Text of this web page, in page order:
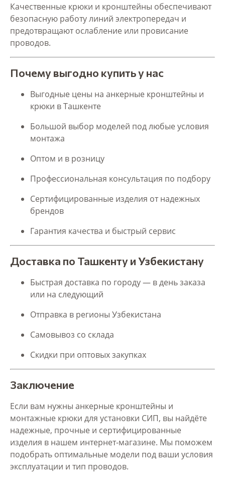
Качественные крюки и кронштейны обеспечивают
безопасную работу линий электропередач и
предотвращают ослабление или провисание
проводов.
Почему выгодно купить у нас
Выгодные цены на анкерные кронштейны и
крюки в Ташкенте
Большой выбор моделей под любые условия
монтажа
Оптом и в розницу
Профессиональная консультация по подбору
Сертифицированные изделия от надежных
брендов
Гарантия качества и быстрый сервис
Доставка по Ташкенту и Узбекистану
Быстрая доставка по городу — в день заказа
или на следующий
Отправка в регионы Узбекистана
Самовывоз со склада
Скидки при оптовых закупках
Заключение
Если вам нужны анкерные кронштейны и
монтажные крюки для установки СИП, вы найдёте
надежные, прочные и сертифицированные
изделия в нашем интернет-магазине. Мы поможем
подобрать оптимальные модели под ваши условия
эксплуатации и тип проводов.